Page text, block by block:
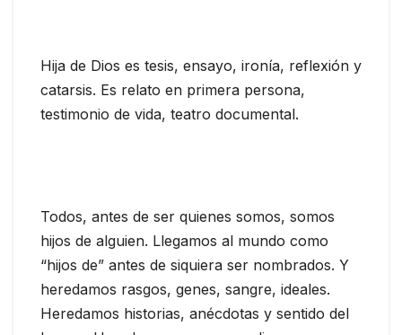
Hija de Dios es tesis, ensayo, ironía, reflexión y
catarsis. Es relato en primera persona,
testimonio de vida, teatro documental.
Todos, antes de ser quienes somos, somos
hijos de alguien. Llegamos al mundo como
“hijos de” antes de siquiera ser nombrados. Y
heredamos rasgos, genes, sangre, ideales.
Heredamos historias, anécdotas y sentido del